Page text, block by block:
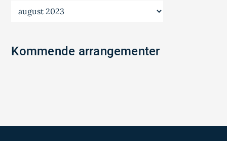
Prestegårdsinfo
Kommende arrangementer